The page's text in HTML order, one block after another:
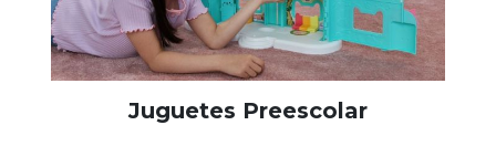
Juguetes Preescolar